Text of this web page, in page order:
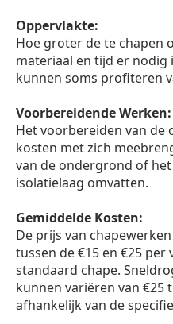
Oppervlakte:
Hoe groter de te chapen
materiaal en tijd er nodig
kunnen soms profiteren
Voorbereidende Werken:
Het voorbereiden van de
kosten met zich
van de ondergrond of
isolatielaag omvatten.
Gemiddelde Kosten:
De prijs van
tussen de €15 en €25
standaard chape.
kunnen variëren van €25
afhankelijk van de